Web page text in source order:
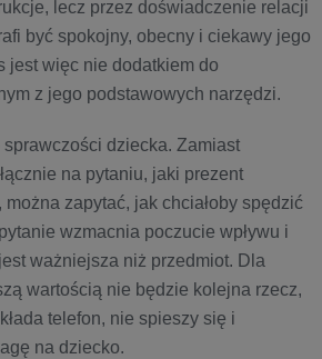
lecz przez doświadczenie relacji
być spokojny, obecny i ciekawy jego
jest więc nie dodatkiem do
z jego podstawowych narzędzi.
dziecka. Zamiast
na pytaniu, jaki prezent
można zapytać, jak chciałoby spędzić
wzmacnia poczucie wpływu i
ważniejsza niż przedmiot. Dla
wartością nie będzie kolejna rzecz,
telefon, nie spieszy się i
na dziecko.